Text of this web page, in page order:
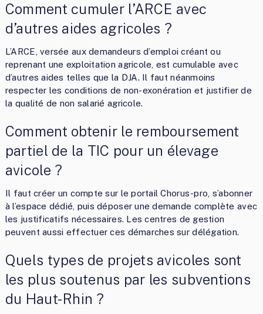
Comment cumuler l’ARCE avec
d’autres aides agricoles ?
L’ARCE, versée aux demandeurs d’emploi créant ou
reprenant une exploitation agricole, est cumulable avec
d’autres aides telles que la DJA. Il faut néanmoins
respecter les conditions de non-exonération et justifier de
la qualité de non salarié agricole.
Comment obtenir le remboursement
partiel de la TIC pour un élevage
avicole ?
Il faut créer un compte sur le portail Chorus-pro, s’abonner
à l’espace dédié, puis déposer une demande complète avec
les justificatifs nécessaires. Les centres de gestion
peuvent aussi effectuer ces démarches sur délégation.
Quels types de projets avicoles sont
les plus soutenus par les subventions
du Haut-Rhin ?